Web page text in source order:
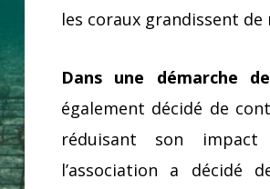
les coraux grandissent
Dans une démarche
également décidé de
réduisant son
l’association a décidé